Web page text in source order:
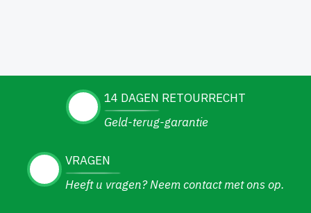
14 DAGEN RETOURRECHT
Geld-terug-garantie
VRAGEN
Heeft u vragen? Neem contact met ons op.